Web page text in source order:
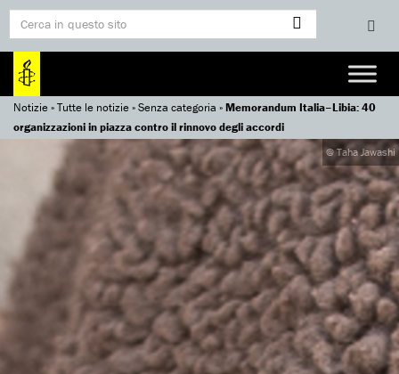
Notizie»Tutte le notizie»Senza categoria »Memorandum Italia–Libia: 40
organizzazioni in piazza contro il rinnovo degli accordi
@ Taha Jawashi